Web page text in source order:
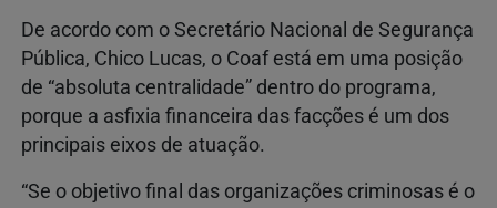
De acordo com o Secretário Nacional de Segurança
Pública, Chico Lucas, o Coaf está em uma posição
de “absoluta centralidade” dentro do programa,
porque a asfixia financeira das facções é um dos
principais eixos de atuação.
“Se o objetivo final das organizações criminosas é o